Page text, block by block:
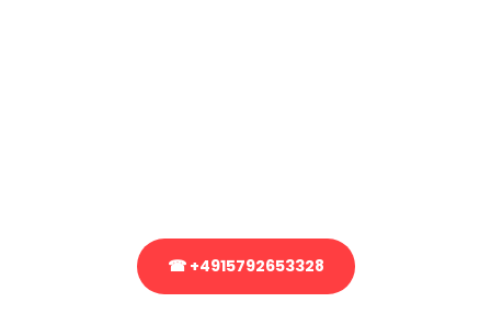
☎ +4915792653328